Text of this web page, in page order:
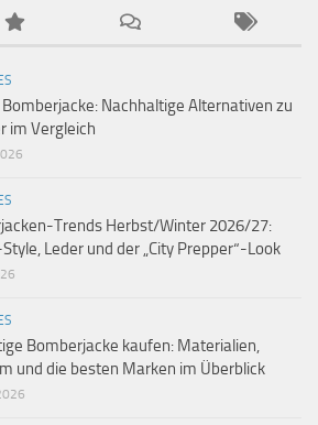
Nachhaltige Alternativen zu
im Vergleich
Trends Herbst/Winter 2026/27:
Leder und der „City Prepper“-Look
Bomberjacke kaufen: Materialien,
und die besten Marken im Überblick